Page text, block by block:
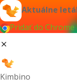
Aktuálne
Pridať do Chrome
Kimbino